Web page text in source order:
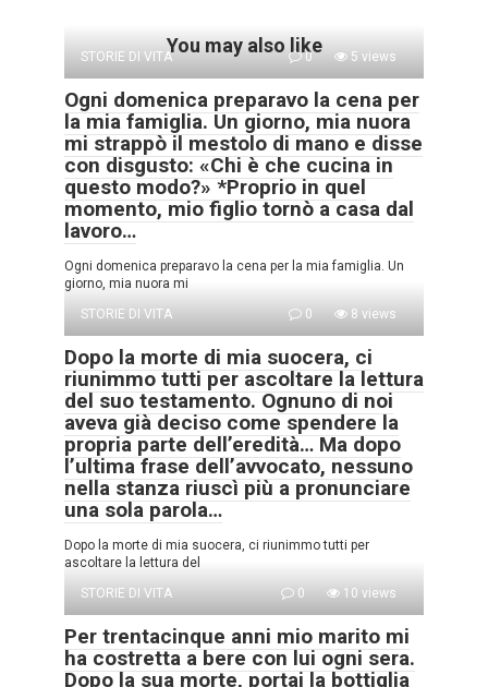
You may also like
STORIE DI VITA 0 5 views
Ogni domenica preparavo la cena per
la mia famiglia. Un giorno, mia nuora
mi strappò il mestolo di mano e disse
con disgusto: «Chi è che cucina in
questo modo?» *Proprio in quel
momento, mio figlio tornò a casa dal
lavoro…
Ogni domenica preparavo la cena per la mia famiglia. Un
giorno, mia nuora mi
STORIE DI VITA
0 8 views
Dopo la morte di mia suocera, ci
riunimmo tutti per ascoltare la lettura
del suo testamento. Ognuno di noi
aveva già deciso come spendere la
propria parte dell’eredità… Ma dopo
l’ultima frase dell’avvocato, nessuno
nella stanza riuscì più a pronunciare
una sola parola…
Dopo la morte di mia suocera, ci riunimmo tutti per
ascoltare la lettura del
STORIE DI VITA
0 10 views
Per trentacinque anni mio marito mi
ha costretta a bere con lui ogni sera.
Dopo la sua morte, portai la bottiglia